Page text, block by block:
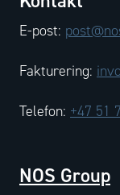
E-post:
Fakturering:
Telefon: +47 51
NOS Group